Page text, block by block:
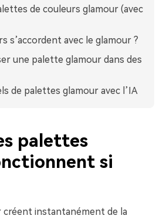
de couleurs glamour (avec
s’accordent avec le glamour ?
une palette glamour dans des
de palettes glamour avec l’IA
palettes
si
créent instantanément de la